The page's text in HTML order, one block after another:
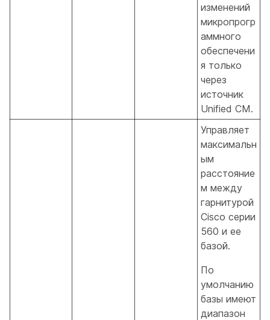
изменений
микропрогр
аммного
обеспечени
я только
через
источник
Unified CM.
Управляет
максимальн
ым
расстояние
м между
гарнитурой
Cisco серии
560 и ее
базой.
По
умолчанию
базы имеют
диапазон